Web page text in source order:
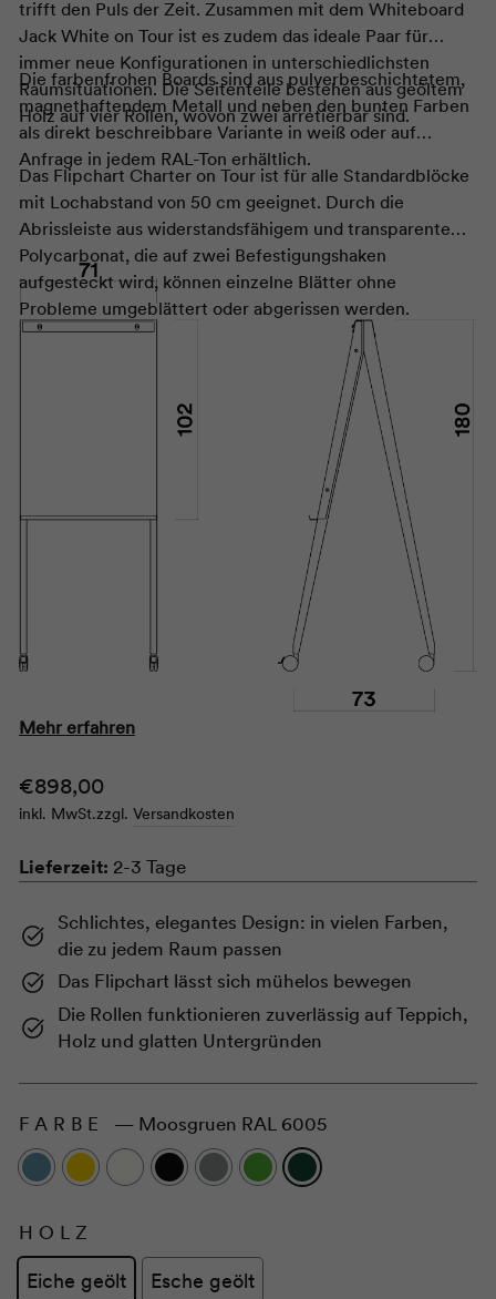
trifft den Puls der Zeit. Zusammen mit dem Whiteboard
Jack White on Tour ist es zudem das ideale Paar für
immer neue Konfigurationen in unterschiedlichsten
Raumsituationen. Die Seitenteile bestehen aus geöltem
Holz auf vier Rollen, wovon zwei arretierbar sind.
Die farbenfrohen Boards sind aus pulverbeschichtetem,
magnethaftendem Metall und neben den bunten Farben
als direkt beschreibbare Variante in weiß oder auf
Anfrage in jedem RAL-Ton erhältlich.
Das Flipchart Charter on Tour ist für alle Standardblöcke
mit Lochabstand von 50 cm geeignet. Durch die
Abrissleiste aus widerstandsfähigem und transparentem
Polycarbonat, die auf zwei Befestigungshaken
aufgesteckt wird, können einzelne Blätter ohne
Probleme umgeblättert oder abgerissen werden.
Mehr erfahren
Normaler
Preis
€898,00
inkl. MwSt.zzgl. Versandkosten
Lieferzeit: 2-3 Tage
Schlichtes, elegantes Design: in vielen Farben,
die zu jedem Raum passen
Das Flipchart lässt sich mühelos bewegen
Die Rollen funktionieren zuverlässig auf Teppich,
Holz und glatten Untergründen
FARBE — Moosgruen RAL 6005
HOLZ
Eiche geölt Esche geölt